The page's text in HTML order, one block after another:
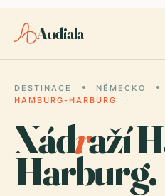
Audiala
DESTINACE NĚMECKO
HAMBURG-HARBURG
Nádraží
Harburg.